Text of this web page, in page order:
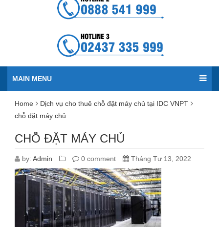
MAIN MENU
Home
Dịch vụ cho thuê chỗ đặt máy chủ tại IDC VNPT
chỗ đặt máy chủ
CHỖ ĐẶT MÁY CHỦ
by: Admin 0 comment Tháng Tư 13, 2022